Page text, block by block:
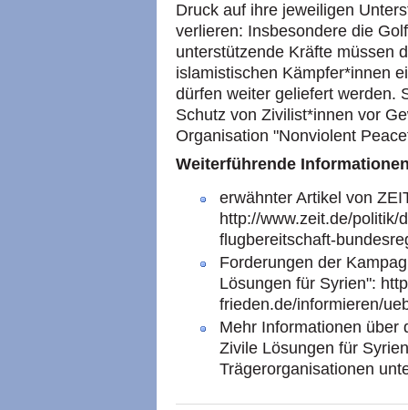
Druck auf ihre jeweiligen
verlieren: Insbesondere die
unterstützende Kräfte müssen
islamistischen Kämpfer*innen
dürfen weiter geliefert werden.
Schutz von Zivilist*innen vor
Organisation "Nonviolent
Weiterführende
erwähnter Artikel von
http://www.zeit.de/politik/
flugbereitschaft-
Forderungen der
Lösungen für Syrien":
frieden.de/informieren/
Mehr Informationen über
Zivile Lösungen für
Trägerorganisationen